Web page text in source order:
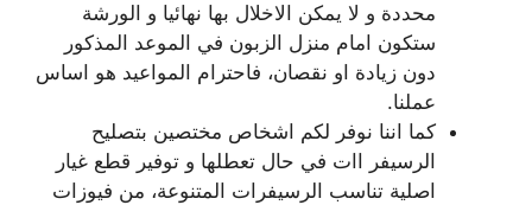
محددة و لا يمكن الاخلال بها نهائيا و الورشة
ستكون امام منزل الزبون في الموعد المذكور
دون زيادة او نقصان، فاحترام المواعيد هو اساس
عملنا.
كما اننا نوفر لكم اشخاص مختصين بتصليح
الرسيفر اات في حال تعطلها و توفير قطع غيار
اصلية تناسب الرسيفرات المتنوعة، من فيوزات